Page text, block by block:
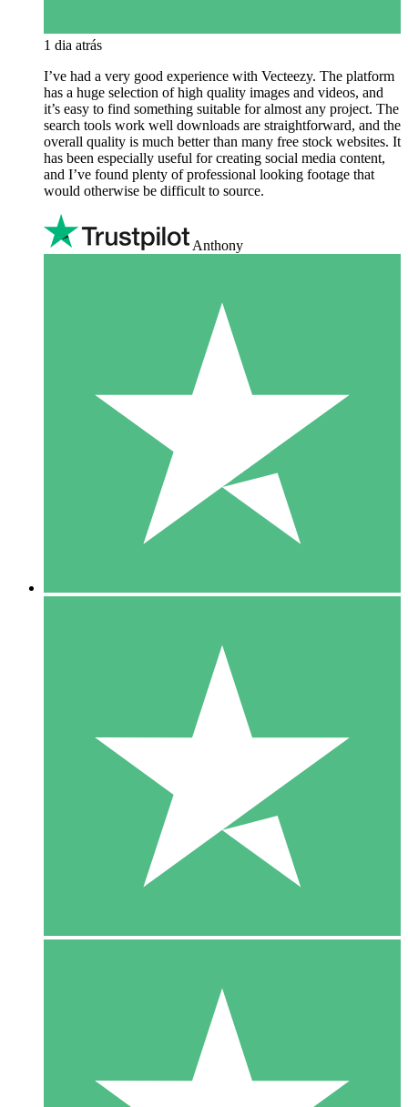
1 dia atrás
I’ve had a very good experience with Vecteezy. The platform
has a huge selection of high quality images and videos, and
it’s easy to find something suitable for almost any project. The
search tools work well downloads are straightforward, and the
overall quality is much better than many free stock websites. It
has been especially useful for creating social media content,
and I’ve found plenty of professional looking footage that
would otherwise be difficult to source.
Anthony